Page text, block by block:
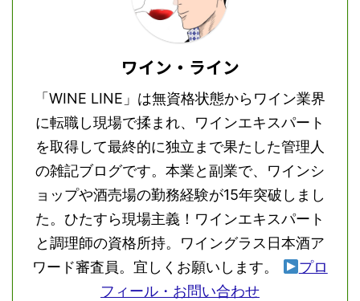
ワイン・ライン
「WINE LINE」は無資格状態からワイン業界
に転職し現場で揉まれ、ワインエキスパート
を取得して最終的に独立まで果たした管理人
の雑記ブログです。本業と副業で、ワインシ
ョップや酒売場の勤務経験が15年突破しまし
た。ひたすら現場主義！ワインエキスパート
と調理師の資格所持。ワイングラス日本酒ア
ワード審査員。宜しくお願いします。
プロ
フィール・お問い合わせ